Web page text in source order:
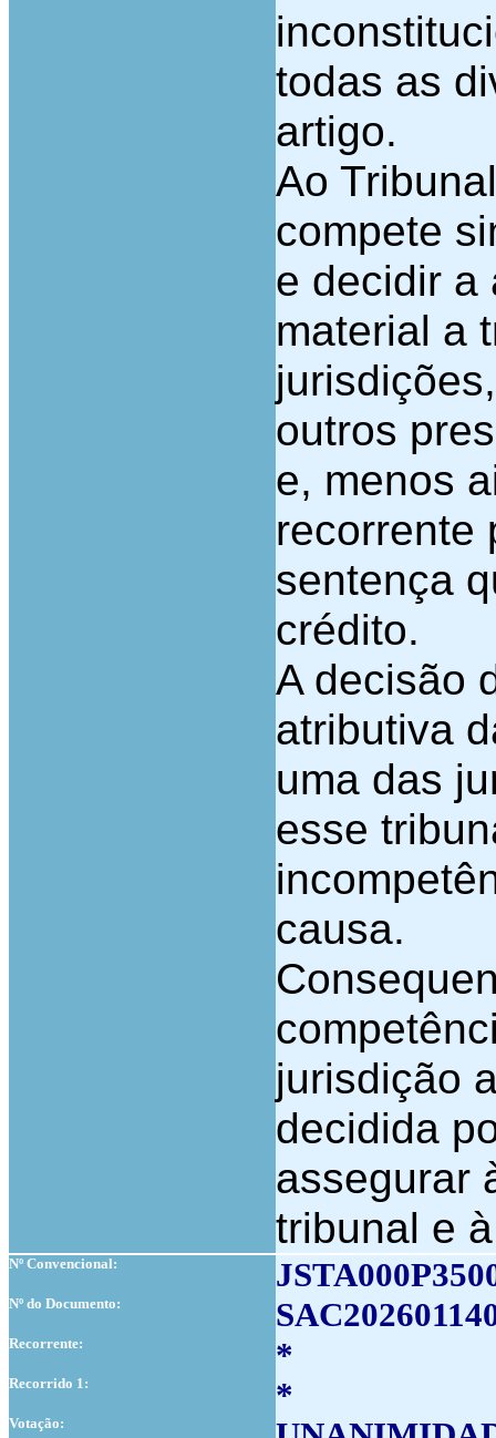
todas as
artigo.
Ao
compete
e decidir a
material a
outros
e, menos
recorrente
sentença
crédito.
A decisão
atributiva
uma das
esse
causa.
jurisdição
decidida
assegurar
tribunal e
Nº Convencional:
Nº do Documento:
Recorrente: *
Recorrido 1: *
Votação: